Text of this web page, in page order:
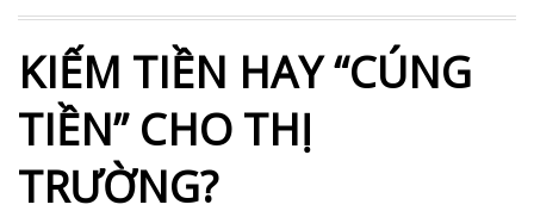
KIẾM TIỀN HAY “CÚNG
TIỀN” CHO THỊ
TRƯỜNG?